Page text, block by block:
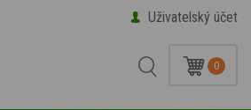
Uživatelský účet
0